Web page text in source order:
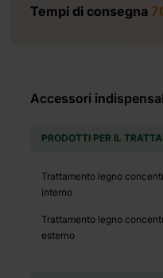
Tempi di consegna
Accessori
PRODOTTI PER IL
Trattamento legno
interno
Trattamento legno
esterno